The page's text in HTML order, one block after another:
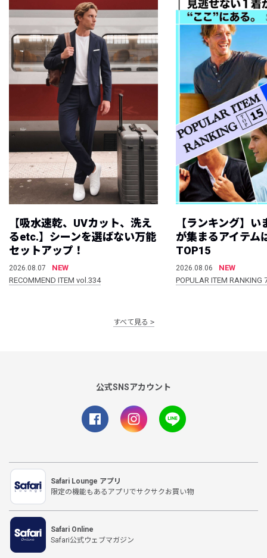
【吸水速乾、UVカット、洗え
るetc.】シーンを選ばない万能
セットアップ！
2026.08.07
NEW
RECOMMEND ITEM vol.334
【ランキング】
が集まるアイテム
TOP15
2026.08.06
NEW
POPULAR ITEM
すべて見る
公式SNSアカウント
Safari Lounge アプリ
限定の機能もあるアプリでサクサクお買い物
Safari Online
Safari公式ウェブマガジン